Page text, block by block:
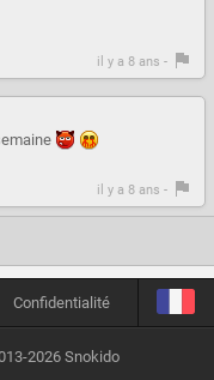
il y a 8 ans -
il y a 8 ans -
Confidentialité
2026 Snokido